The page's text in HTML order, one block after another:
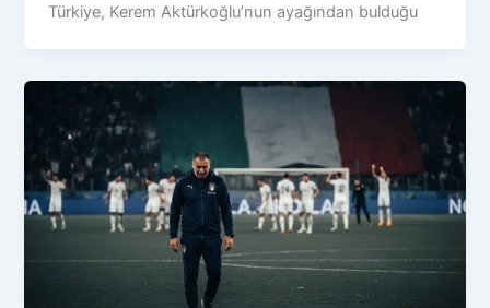
Türkiye, Kerem Aktürkoğlu’nun ayağından bulduğu